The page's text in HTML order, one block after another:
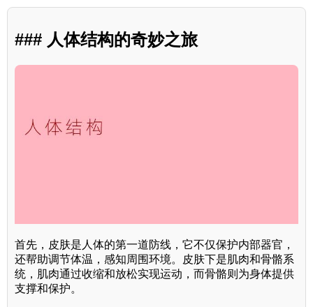
### 人体结构的奇妙之旅
首先，皮肤是人体的第一道防线，它不仅保护内部器官，
还帮助调节体温，感知周围环境。皮肤下是肌肉和骨骼系
统，肌肉通过收缩和放松实现运动，而骨骼则为身体提供
支撑和保护。